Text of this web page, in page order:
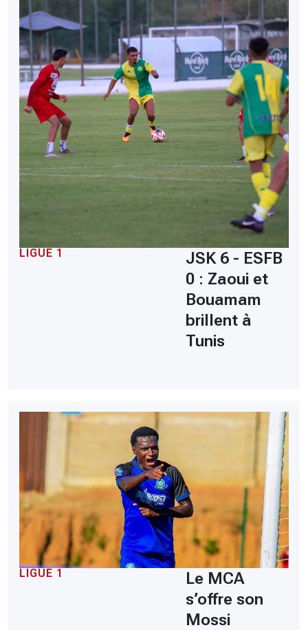
LIGUE 1
JSK 6 - ESFB
0 : Zaoui et
Bouamam
brillent à
Tunis
LIGUE 1
Le MCA
s’offre son
Mossi